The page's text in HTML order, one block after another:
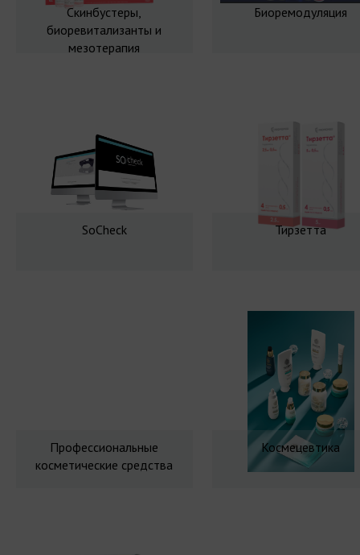
Скинбустеры,
биоревитализанты и
мезотерапия
Биоремодуляция
SoCheck Тирзетта
Профессиональные
косметические средства
Космецевтика